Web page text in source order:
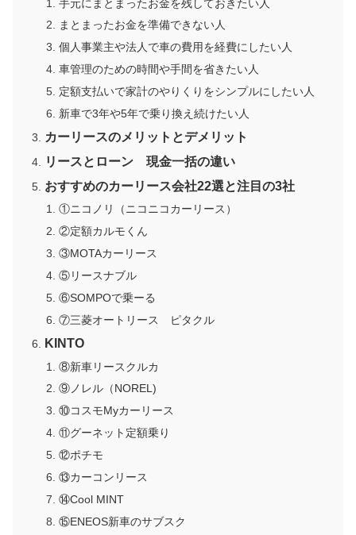
手元にまとまったお金を残しておきたい人
まとまったお金を準備できない人
個人事業主や法人で車の費用を経費にしたい人
車管理のための時間や手間を省きたい人
定額支払いで家計のやりくりをシンプルにしたい人
新車で3年や5年で乗り換え続けたい人
カーリースのメリットとデメリット
リースとローン 現金一括の違い
おすすめのカーリース会社22選と注目の3社
①ニコノリ（ニコニコカーリース）
②定額カルモくん
③MOTAカーリース
⑤リースナブル
⑥SOMPOで乗ーる
⑦三菱オートリース ピタクル
KINTO
⑧新車リースクルカ
⑨ノレル（NOREL)
⑩コスモMyカーリース
⑪グーネット定額乗り
⑫ポチモ
⑬カーコンリース
⑭Cool MINT
⑮ENEOS新車のサブスク